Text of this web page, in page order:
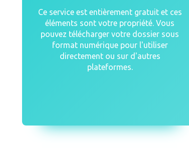
Ce service est entièrement gratuit et ces
éléments sont votre propriété. Vous
pouvez télécharger votre dossier sous
format numérique pour l'utiliser
directement ou sur d'autres
plateformes.